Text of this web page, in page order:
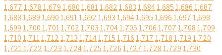
1,6771,6781,6791,6801,6811,6821,6831,6841,6851,6861,687
1,6881,6891,6901,6911,6921,6931,6941,6951,6961,6971,698
1,6991,7001,7011,7021,7031,7041,7051,7061,7071,7081,709
1,7101,7111,7121,7131,7141,7151,7161,7171,7181,7191,720
1,7211,7221,7231,7241,7251,7261,7271,7281,7291,730